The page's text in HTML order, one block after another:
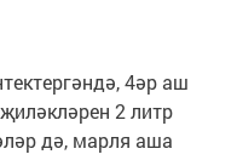
4әр аш
2 литр
дә, марля аша